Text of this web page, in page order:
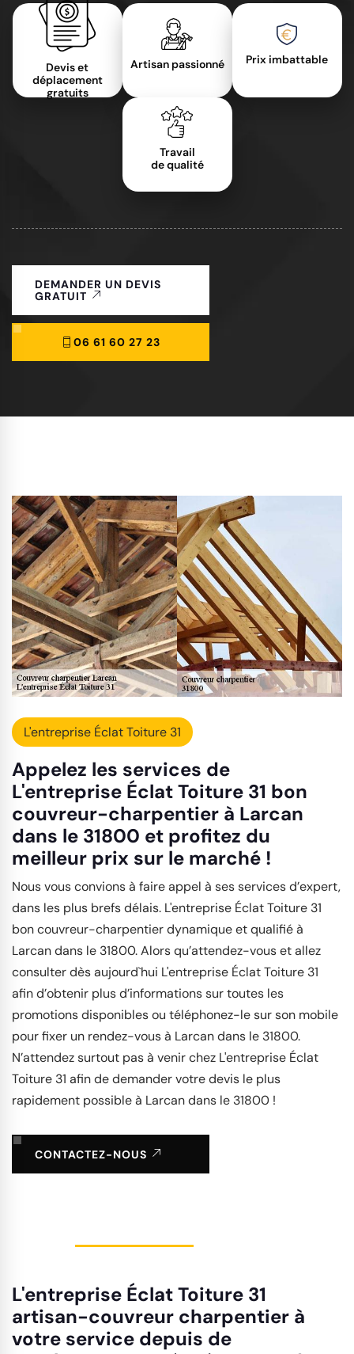
Devis et
déplacement
gratuits
Artisan passionné Prix imbattable
Travail
de qualité
DEMANDER UN DEVIS
GRATUIT
06 61 60 27 23
L'entreprise Éclat Toiture 31
Appelez les services de
L'entreprise Éclat Toiture 31 bon
couvreur-charpentier à Larcan
dans le 31800 et profitez du
meilleur prix sur le marché !
Nous vous convions à faire appel à ses services d’expert,
dans les plus brefs délais. L'entreprise Éclat Toiture 31
bon couvreur-charpentier dynamique et qualifié à
Larcan dans le 31800. Alors qu’attendez-vous et allez
consulter dès aujourd`hui L'entreprise Éclat Toiture 31
afin d’obtenir plus d’informations sur toutes les
promotions disponibles ou téléphonez-le sur son mobile
pour fixer un rendez-vous à Larcan dans le 31800.
N’attendez surtout pas à venir chez L'entreprise Éclat
Toiture 31 afin de demander votre devis le plus
rapidement possible à Larcan dans le 31800 !
CONTACTEZ-NOUS
L'entreprise Éclat Toiture 31
artisan-couvreur charpentier à
votre service depuis de